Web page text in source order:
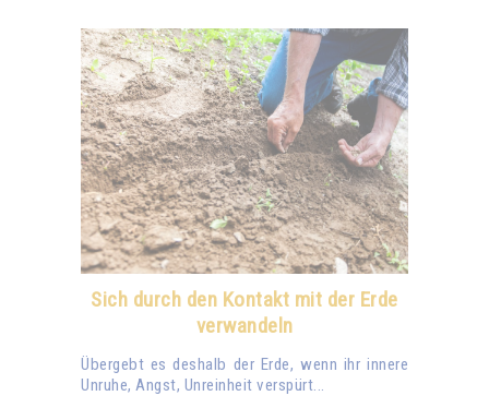
Sich durch den Kontakt mit der Erde
verwandeln
Übergebt es deshalb der Erde, wenn ihr innere
Unruhe, Angst, Unreinheit verspürt...